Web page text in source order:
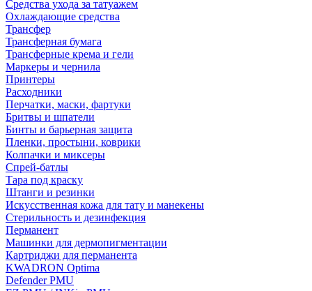
Средства ухода за татуажем
Охлаждающие средства
Трансфер
Трансферная бумага
Трансферные крема и гели
Маркеры и чернила
Принтеры
Расходники
Перчатки, маски, фартуки
Бритвы и шпатели
Бинты и барьерная защита
Пленки, простыни, коврики
Колпачки и миксеры
Спрей-батлы
Тара под краску
Штанги и резинки
Искусственная кожа для тату и манекены
Стерильность и дезинфекция
Перманент
Машинки для дермопигментации
Картриджи для перманента
KWADRON Optima
Defender PMU